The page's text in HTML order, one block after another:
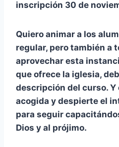
inscripción 30 de
Quiero animar a los
regular, pero también a
aprovechar esta
que ofrece la iglesia,
descripción del curso. Y
acogida y despierte el
para seguir
Dios y al prójimo.